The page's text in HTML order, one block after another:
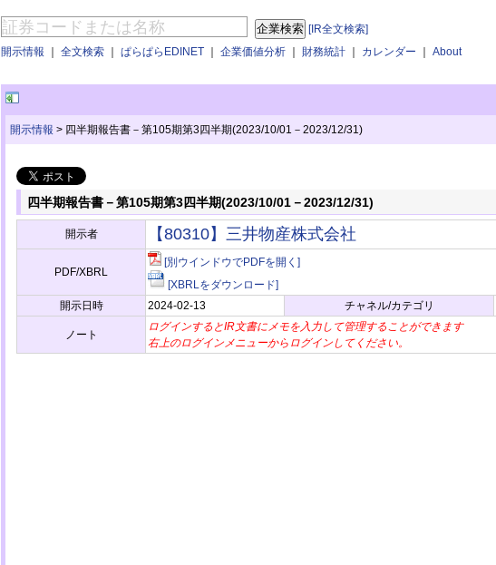
[IR全文検索]
開示情報 ｜ 全文検索 ｜ ぱらぱらEDINET ｜ 企業価値分析 ｜ 財務統計 ｜ カレンダー ｜ About
開示情報 > 四半期報告書－第105期第3四半期(2023/10/01－2023/12/31)
四半期報告書－第105期第3四半期(2023/10/01－2023/12/31)
開示者 【80310】三井物産株式会社
PDF/XBRL
[別ウインドウでPDFを開く]
[XBRLをダウンロード]
開示日時
2024-02-13 チャネル/カテゴリ
ノート
ログインするとIR文書にメモを入力して管理することができます
右上のログインメニューからログインしてください。